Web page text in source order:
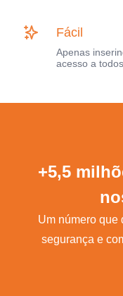
Fácil
Apenas
acesso a
+5,5
Um número que
segurança e